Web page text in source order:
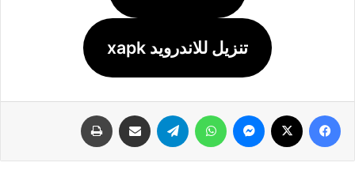
تنزيل للاندرويد xapk
فيسبوك ماسنجر واتساب تيلقرام مشاركة عبر البريد